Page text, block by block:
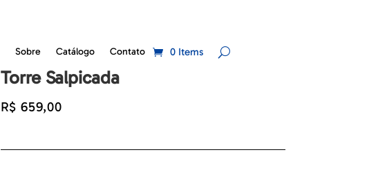
Sobre Catálogo Contato 0 Items
Torre Salpicada
R$ 659,00